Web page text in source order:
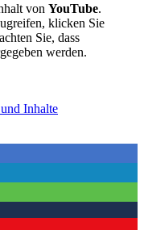
von YouTube.
klicken Sie
Sie, dass
werden.
Inhalte